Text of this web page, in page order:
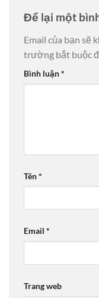
Để lại một
Email của bạn sẽ
trường bắt buộc
Bình luận*
Tên*
Email *
Trang web